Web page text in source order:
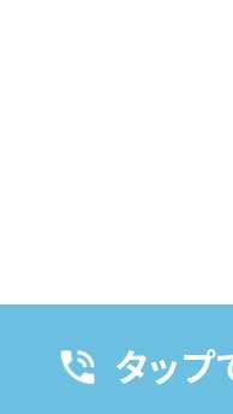
タップ